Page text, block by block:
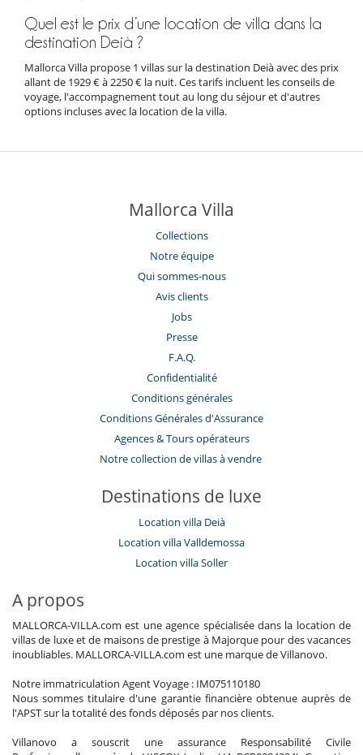
Quel est le prix d’une location de villa dans la
destination Deià ?
Mallorca Villa propose 1 villas sur la destination Deià avec des prix
allant de 1929 € à 2250 € la nuit. Ces tarifs incluent les conseils de
voyage, l'accompagnement tout au long du séjour et d'autres
options incluses avec la location de la villa.
Mallorca Villa
Collections
Notre équipe
Qui sommes-nous
Avis clients
Jobs
Presse
F.A.Q.
Confidentialité
Conditions générales
Conditions Générales d'Assurance
​Agences & Tours opérateurs
Notre collection de villas à vendre
Destinations de luxe
Location villa Deià
Location villa Valldemossa
Location villa Soller
A propos
MALLORCA-VILLA.com est une agence spécialisée dans la location de
villas de luxe et de maisons de prestige à Majorque pour des vacances
inoubliables. MALLORCA-VILLA.com est une marque de Villanovo.
Notre immatriculation Agent Voyage : IM075110180
Nous sommes titulaire d'une garantie financière obtenue auprès de
l'APST sur la totalité des fonds déposés par nos clients.
Villanovo a souscrit une assurance Responsabilité Civile